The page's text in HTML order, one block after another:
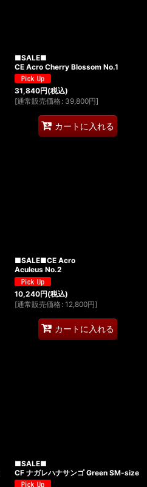
■SALE■
CE Acro Cherry Blossom No.1
31,840円(税込)
[通常販売価格 : 39,800円]
カートに入れる
■SALE■CE Acro
Aculeus No.2
10,240円(税込)
[通常販売価格 : 12,800円]
カートに入れる
■SALE■
CF ナガレハナサンゴ Green SM-size